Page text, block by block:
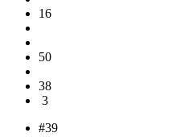
16
50
38
3
#39